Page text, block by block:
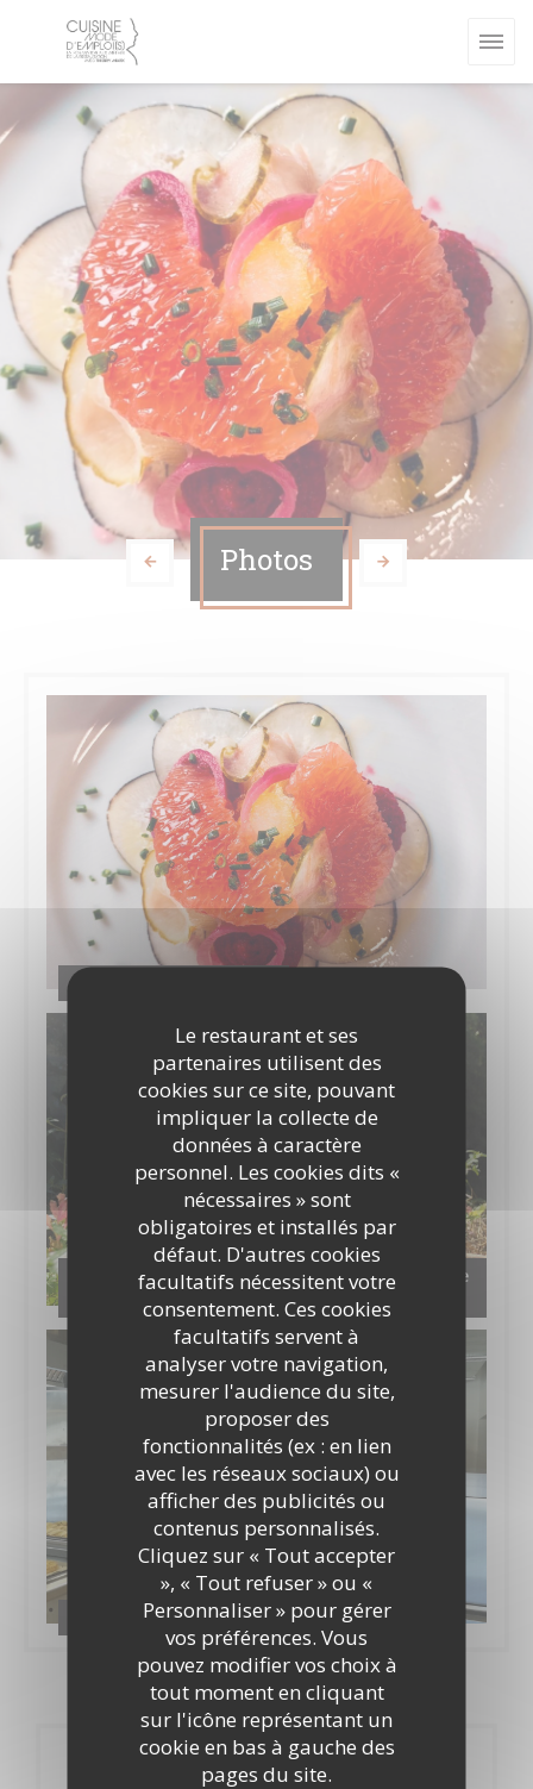
Le restaurant et ses
partenaires utilisent des
cookies sur ce site, pouvant
impliquer la collecte de
données à caractère
personnel. Les cookies dits «
nécessaires » sont
obligatoires et installés par
défaut. D'autres cookies
facultatifs nécessitent votre
consentement. Ces cookies
facultatifs servent à
analyser votre navigation,
mesurer l'audience du site,
proposer des
fonctionnalités (ex : en lien
avec les réseaux sociaux) ou
afficher des publicités ou
contenus personnalisés.
Cliquez sur « Tout accepter
», « Tout refuser » ou «
Personnaliser » pour gérer
vos préférences. Vous
pouvez modifier vos choix à
tout moment en cliquant
sur l'icône représentant un
cookie en bas à gauche des
pages du site.
Photos
Cuisine mode d'emploi(s)
Notre jardin aromatique en permaculture et le
compost
Les brigades
Réservation